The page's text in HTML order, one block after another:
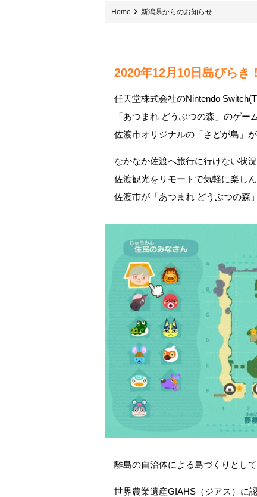
Home 新潟県からのお知らせ
2020年12月10日島びらき
任天堂株式会社のNintendo
「あつまれ どうぶつの森」のゲー
佐渡市オリジナルの「さどが島」が
なかなか佐渡へ旅行に行けない状況
佐渡観光をリモートで気軽に楽し
佐渡市が「あつまれ どうぶつの森
離島の自治体による島づくりとし
世界農業遺産GIAHS（ジアス）に